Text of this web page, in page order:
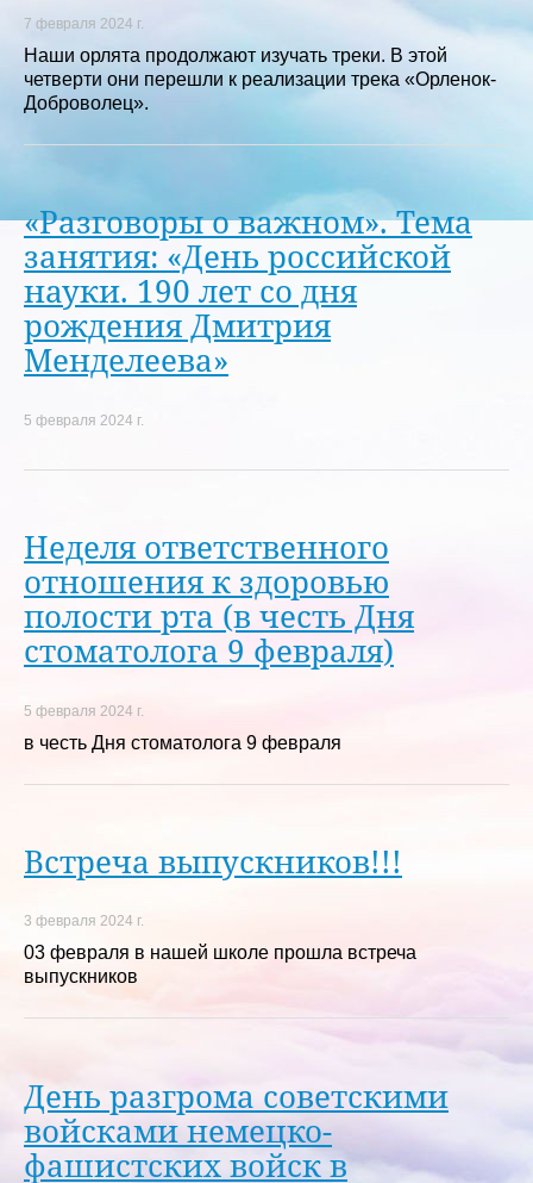
7 февраля 2024 г.
Наши орлята продолжают изучать треки. В этой
четверти они перешли к реализации трека «Орленок-
Доброволец».
«Разговоры о важном». Тема
занятия: «День российской
науки. 190 лет со дня
рождения Дмитрия
Менделеева»
5 февраля 2024 г.
Неделя ответственного
отношения к здоровью
полости рта (в честь Дня
стоматолога 9 февраля)
5 февраля 2024 г.
в честь Дня стоматолога 9 февраля
Встреча выпускников!!!
3 февраля 2024 г.
03 февраля в нашей школе прошла встреча
выпускников
День разгрома советскими
войсками немецко-
фашистских войск в